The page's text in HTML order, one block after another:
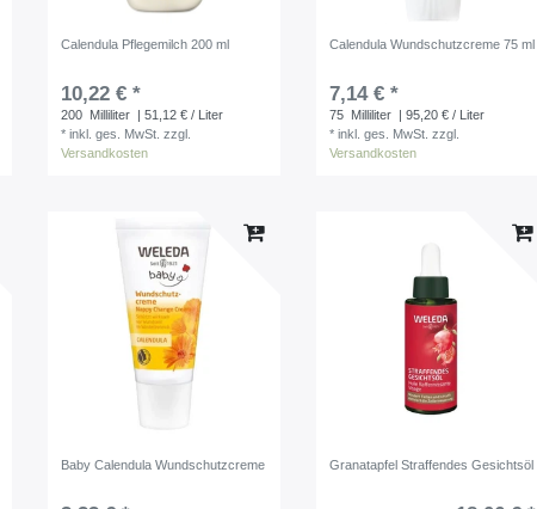
Calendula Pflegemilch 200 ml
10,22 € *
200 Milliliter | 51,12 € / Liter
*inkl. ges. MwSt. zzgl.
Versandkosten
Calendula Wundschutzcreme 75 ml
7,14 € *
75 Milliliter | 95,20 € / Liter
*inkl. ges. MwSt. zzgl.
Versandkosten
Baby Calendula Wundschutzcreme Granatapfel Straffendes Gesichtsöl